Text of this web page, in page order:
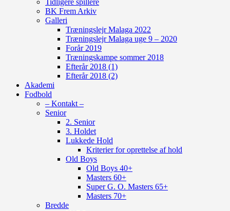
BK Frem Arkiv
Galleri
Træningslejr Malaga 2022
Træningslejr Malaga uge 9 – 2020
Forår 2019
Træningskampe sommer 2018
Efterår 2018 (1)
Efterår 2018 (2)
Akademi
Fodbold
– Kontakt –
Senior
2. Senior
3. Holdet
Lukkede Hold
Kriterier for oprettelse af hold
Old Boys
Old Boys 40+
Masters 60+
Super G. O. Masters 65+
Masters 70+
Bredde